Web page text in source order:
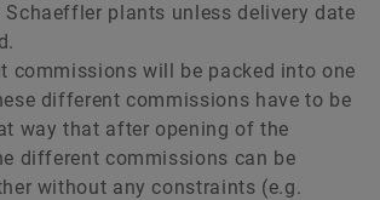
plants unless delivery date
commissions will be packed into one
different commissions have to be
way that after opening of the
different commissions can be
without any constraints (e.g.